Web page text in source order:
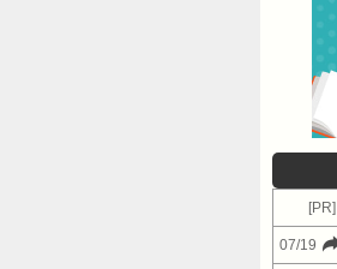
[PR]
07/19